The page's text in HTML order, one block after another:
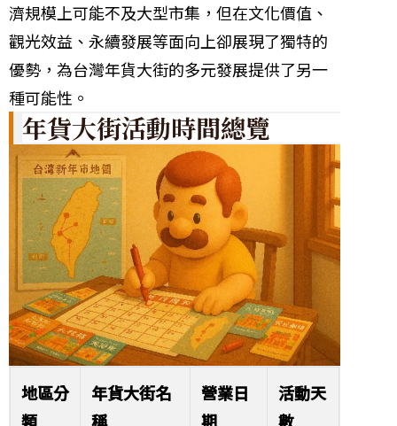
濟規模上可能不及大型市集，但在文化價值、
觀光效益、永續發展等面向上卻展現了獨特的
優勢，為台灣年貨大街的多元發展提供了另一
種可能性。
年貨大街活動時間總覽
地區分
類
年貨大街名
稱
營業日
期
活動天
數